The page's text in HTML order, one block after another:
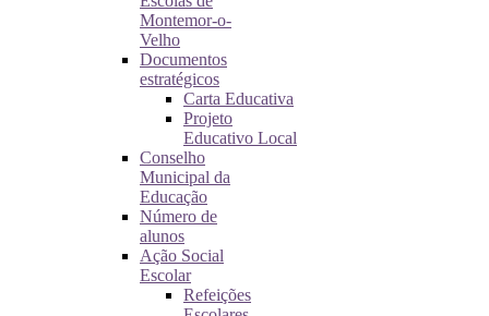
Montemor-o-
Velho
Documentos
estratégicos
Carta Educativa
Projeto
Educativo Local
Conselho
Municipal da
Educação
Número de
alunos
Ação Social
Escolar
Refeições